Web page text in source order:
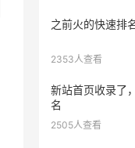
之前火的快速排
2353人查看
新站首页收录了
名
2505人查看